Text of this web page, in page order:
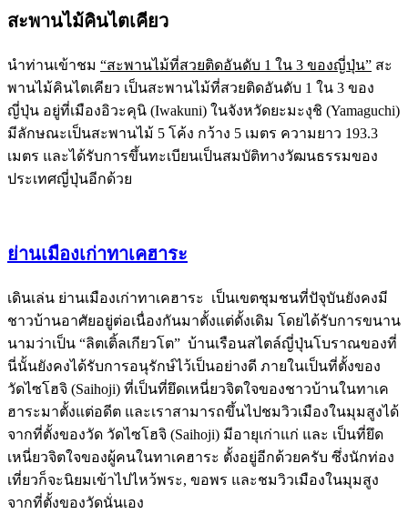
สะพานไม้คินไตเคียว
นำท่านเข้าชม “สะพานไม้ที่สวยติดอันดับ 1 ใน 3 ของญี่ปุ่น” สะ
พานไม้คินไตเคียว เป็นสะพานไม้ที่สวยติดอันดับ 1 ใน 3 ของ
ญี่ปุ่น อยู่ที่เมืองอิวะคุนิ (Iwakuni) ในจังหวัดยะมะงุชิ (Yamaguchi)
มีลักษณะเป็นสะพานไม้ 5 โค้ง กว้าง 5 เมตร ความยาว 193.3
เมตร และได้รับการขึ้นทะเบียนเป็นสมบัติทางวัฒนธรรมของ
ประเทศญี่ปุ่นอีกด้วย
ย่านเมืองเก่าทาเคฮาระ
เดินเล่น ย่านเมืองเก่าทาเคฮาระ เป็นเขตชุมชนที่ปัจุบันยังคงมี
ชาวบ้านอาศัยอยู่ต่อเนื่องกันมาตั้งแต่ดั้งเดิม โดยได้รับการขนาน
นามว่าเป็น “ลิตเติ้ลเกียวโต” บ้านเรือนสไตล์ญี่ปุ่นโบราณของที่
นี่นั้นยังคงได้รับการอนุรักษ์ไว้เป็นอย่างดี ภายในเป็นที่ตั้งของ
วัดไซโฮจิ (Saihoji) ที่เป็นที่ยึดเหนี่ยวจิตใจของชาวบ้านในทาเค
ฮาระมาตั้งแต่อดีต และเราสามารถขึ้นไปชมวิวเมืองในมุมสูงได้
จากที่ตั้งของวัด วัดไซโฮจิ (Saihoji) มีอายุเก่าแก่ และ เป็นที่ยึด
เหนี่ยวจิตใจของผู้คนในทาเคฮาระ ตั้งอยู่อีกด้วยครับ ซึ่งนักท่อง
เที่ยวก็จะนิยมเข้าไปไหว้พระ, ขอพร และชมวิวเมืองในมุมสูง
จากที่ตั้งของวัดนั่นเอง